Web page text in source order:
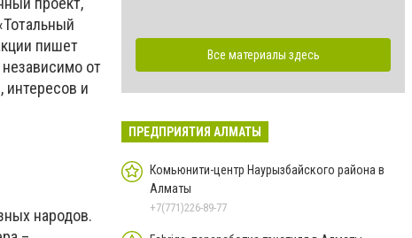
пишет
от
интересов и
народов.
Все материалы здесь
ПРЕДПРИЯТИЯ АЛМАТЫ
Комьюнити-центр Наурызбайского района в
Алматы
+7(771)226-89-77